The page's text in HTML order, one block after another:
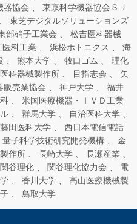
器協会
東京科学機器協会ＳＪ
東芝デジタルソリューションズ
部硝子工業会
松吉医科器械
医科工業 浜松ホトニクス
海
熊本大学 牧口ゴム
理化
科器械製作所 目指志会
矢
販売業協会 神戸大学
福井
米国医療機器・ＩＶＤ工業
群馬大学
自治医科大学
藤田医科大学
西日本電信電話
量子科学技術研究開発機構
金
作所 長崎大学
長瀬産業
関谷理化 関谷理化協力会
電
香川大学
高山医療機械製
鳥取大学